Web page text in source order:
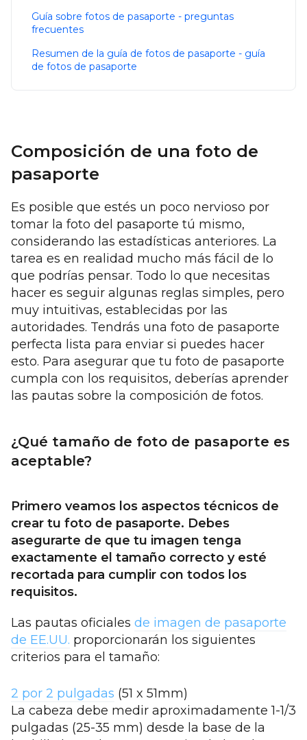
Guía sobre fotos de pasaporte - preguntas
frecuentes
Resumen de la guía de fotos de pasaporte - guía
de fotos de pasaporte
Composición de una foto de
pasaporte
Es posible que estés un poco nervioso por
tomar la foto del pasaporte tú mismo,
considerando las estadísticas anteriores. La
tarea es en realidad mucho más fácil de lo
que podrías pensar. Todo lo que necesitas
hacer es seguir algunas reglas simples, pero
muy intuitivas, establecidas por las
autoridades. Tendrás una foto de pasaporte
perfecta lista para enviar si puedes hacer
esto. Para asegurar que tu foto de pasaporte
cumpla con los requisitos, deberías aprender
las pautas sobre la composición de fotos.
¿Qué tamaño de foto de pasaporte es
aceptable?
Primero veamos los aspectos técnicos de
crear tu foto de pasaporte. Debes
asegurarte de que tu imagen tenga
exactamente el tamaño correcto y esté
recortada para cumplir con todos los
requisitos.
Las pautas oficiales de imagen de pasaporte
de EE.UU. proporcionarán los siguientes
criterios para el tamaño:
2 por 2 pulgadas (51 x 51mm)
La cabeza debe medir aproximadamente 1-1/3
pulgadas (25-35 mm) desde la base de la